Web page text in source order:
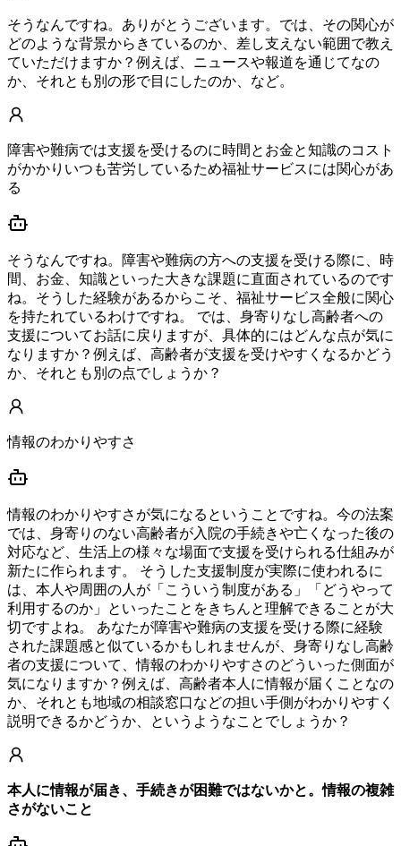
そうなんですね。ありがとうございます。では、その関心が
どのような背景からきているのか、差し支えない範囲で教え
ていただけますか？例えば、ニュースや報道を通じてなの
か、それとも別の形で目にしたのか、など。
障害や難病では支援を受けるのに時間とお金と知識のコスト
がかかりいつも苦労しているため福祉サービスには関心があ
る
そうなんですね。障害や難病の方への支援を受ける際に、時
間、お金、知識といった大きな課題に直面されているのです
ね。そうした経験があるからこそ、福祉サービス全般に関心
を持たれているわけですね。 では、身寄りなし高齢者への
支援についてお話に戻りますが、具体的にはどんな点が気に
なりますか？例えば、高齢者が支援を受けやすくなるかどう
か、それとも別の点でしょうか？
情報のわかりやすさ
情報のわかりやすさが気になるということですね。今の法案
では、身寄りのない高齢者が入院の手続きや亡くなった後の
対応など、生活上の様々な場面で支援を受けられる仕組みが
新たに作られます。 そうした支援制度が実際に使われるに
は、本人や周囲の人が「こういう制度がある」「どうやって
利用するのか」といったことをきちんと理解できることが大
切ですよね。 あなたが障害や難病の支援を受ける際に経験
された課題感と似ているかもしれませんが、身寄りなし高齢
者の支援について、情報のわかりやすさのどういった側面が
気になりますか？例えば、高齢者本人に情報が届くことなの
か、それとも地域の相談窓口などの担い手側がわかりやすく
説明できるかどうか、というようなことでしょうか？
本人に情報が届き、手続きが困難ではないかと。情報の複雑
さがないこと